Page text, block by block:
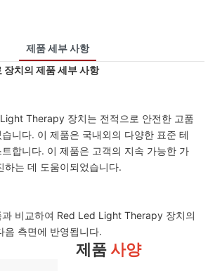
제품 세부 사항
장치의 제품 세부 사항
Therapy 장치는 전적으로 안전한 고품
니다. 이 제품은 국내외의 다양한 표준 테
합니다. 이 제품은 고객의 지속 가능한 가
하는 데 도움이되었습니다.
과 비교하여 Red Led Light Therapy 장치의
음 측면에 반영됩니다.
품사양